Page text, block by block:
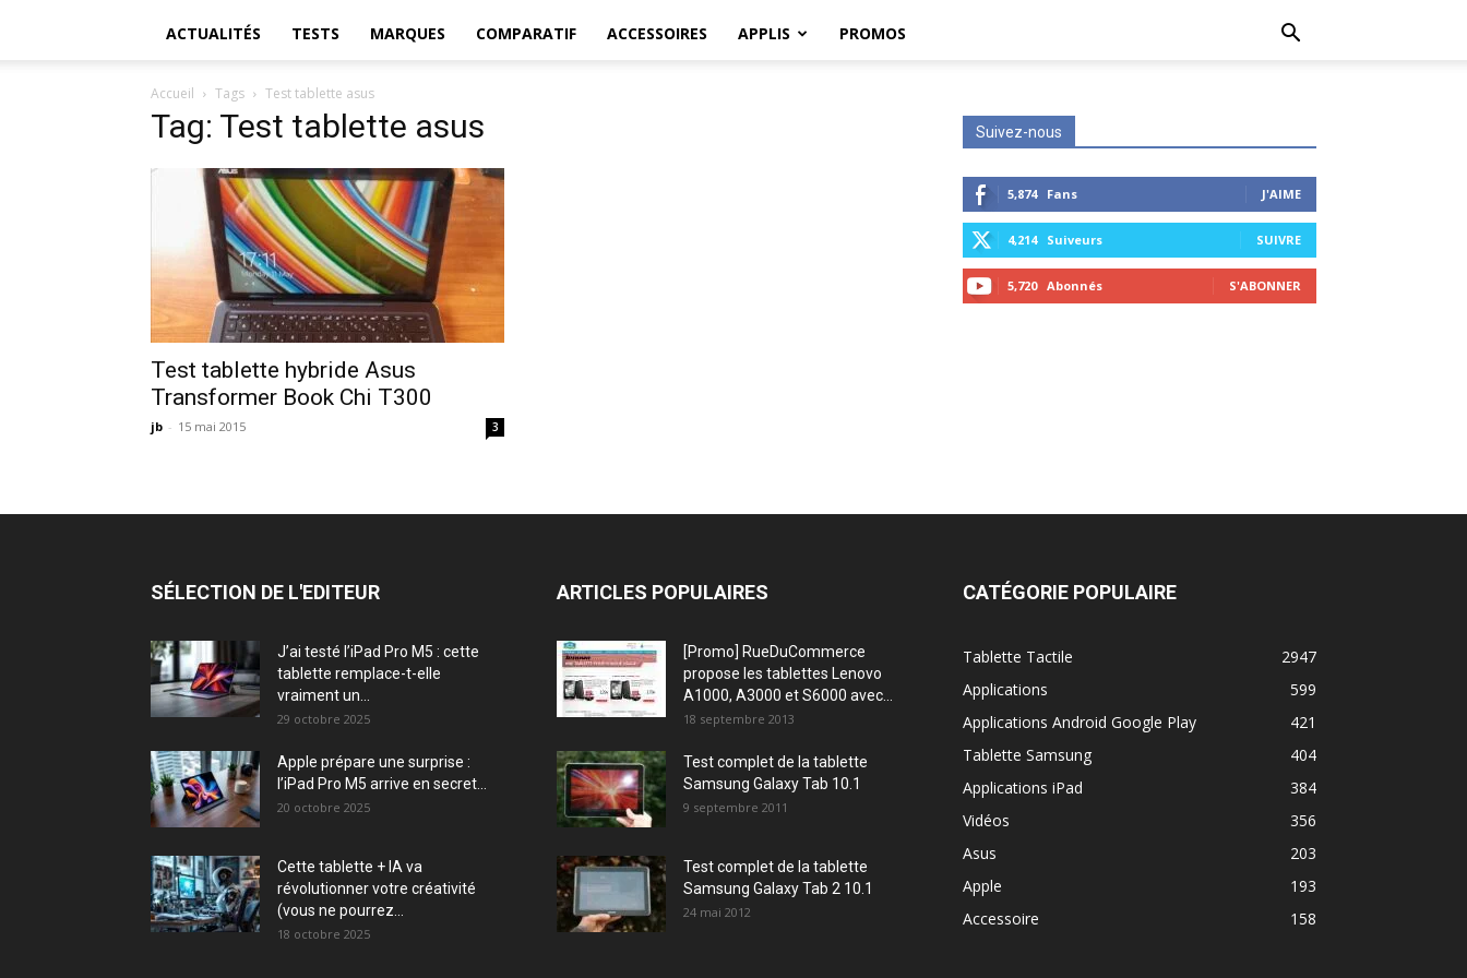
ACTUALITÉS TESTS MARQUES COMPARATIF ACCESSOIRES APPLIS PROMOS
Accueil Tags Test tablette asus
Tag: Test tablette asus
Test tablette hybride Asus
Transformer Book Chi T300
jb - 15 mai 2015 3
Suivez-nous
5,874 Fans J'AIME
4,214 Suiveurs SUIVRE
5,720 Abonnés S'ABONNER
SÉLECTION DE L'EDITEUR
J’ai testé l’iPad Pro M5 : cette
tablette remplace-t-elle
vraiment un...
29 octobre 2025
Apple prépare une surprise :
l’iPad Pro M5 arrive en secret...
20 octobre 2025
Cette tablette + IA va
révolutionner votre créativité
(vous ne pourrez...
18 octobre 2025
ARTICLES POPULAIRES
[Promo] RueDuCommerce
propose les tablettes Lenovo
A1000, A3000 et S6000 avec...
18 septembre 2013
Test complet de la tablette
Samsung Galaxy Tab 10.1
9 septembre 2011
Test complet de la tablette
Samsung Galaxy Tab 2 10.1
24 mai 2012
CATÉGORIE POPULAIRE
Tablette Tactile
2947
Applications
599
Applications Android Google Play
421
Tablette Samsung
404
Applications iPad
384
Vidéos
356
Asus
203
Apple
193
Accessoire
158